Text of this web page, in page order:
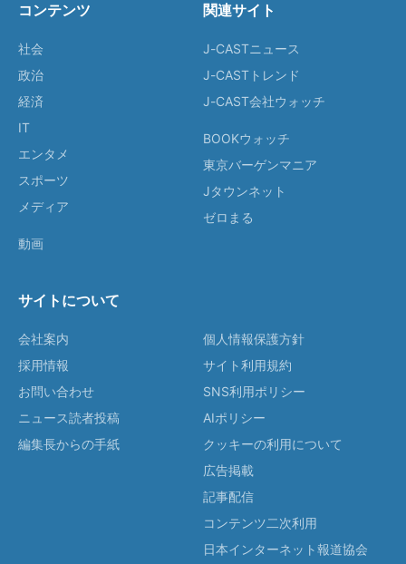
コンテンツ
社会
政治
経済
IT
エンタメ
スポーツ
メディア
動画
関連サイト
J-CASTニュース
J-CASTトレンド
J-CAST会社ウォッチ
BOOKウォッチ
東京バーゲンマニア
Jタウンネット
ゼロまる
サイトについて
会社案内
採用情報
お問い合わせ
ニュース読者投稿
編集長からの手紙
個人情報保護方針
サイト利用規約
SNS利用ポリシー
AIポリシー
クッキーの利用について
広告掲載
記事配信
コンテンツ二次利用
日本インターネット報道協会